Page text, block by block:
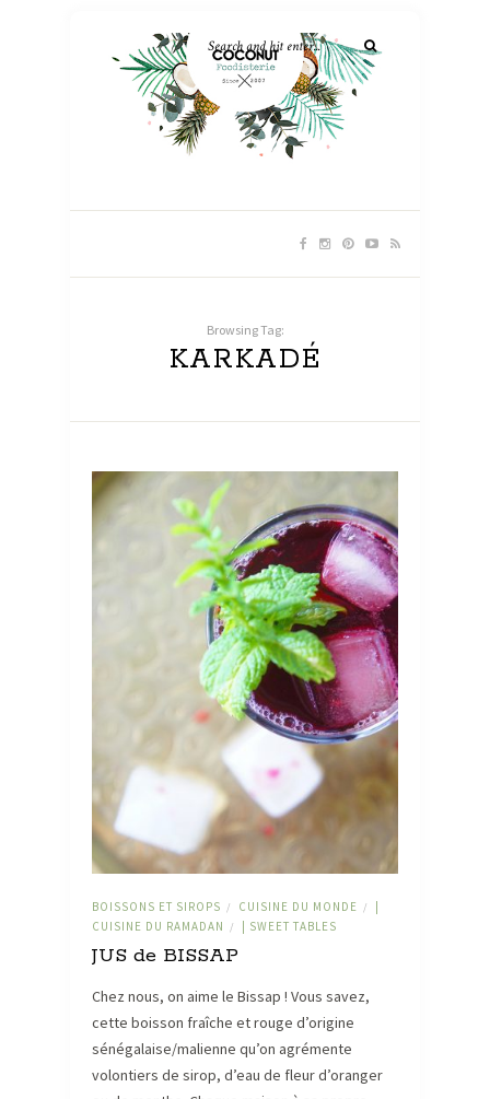
Browsing Tag:
KARKADÉ
BOISSONS ET SIROPS / CUISINE DU MONDE /
CUISINE DU RAMADAN
/ | SWEET TABLES
JUS de BISSAP
Chez nous, on aime le Bissap ! Vous savez,
cette boisson fraîche et rouge d’origine
sénégalaise/malienne qu’on agrémente
volontiers de sirop, d’eau de fleur d’oranger